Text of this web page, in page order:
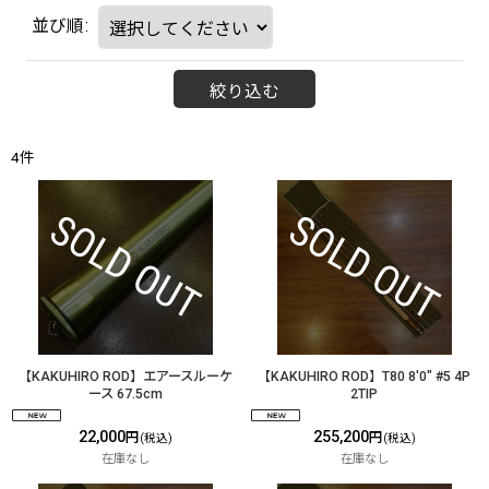
並び順:
絞り込む
4件
【KAKUHIRO ROD】エアースルーケ
ース 67.5cm
22,000円 (税込)
在庫なし
【KAKUHIRO ROD】T80 8'0" #5 4P
2TIP
255,200円 (税込)
在庫なし